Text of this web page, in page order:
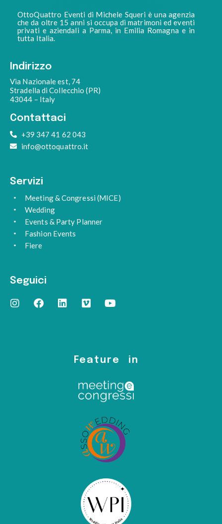
OttoQuattro Eventi di Michele Squeri è una agenzia
che da oltre 15 anni si occupa di matrimoni ed eventi
privati e aziendali a Parma, in Emilia Romagna e in
tutta Italia.
Indirizzo
Via Nazionale est, 74
Stradella di Collecchio (PR)
43044 – Italy
Contattaci
+39 347 41 62 043
info@ottoquattro.it
Servizi
Meeting & Congressi (MICE)
Wedding
Events & Party Planner
Fashion Events
Fiere
Seguici
Feature in